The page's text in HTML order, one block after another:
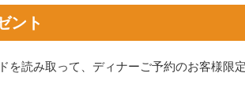
ント
を読み取って、ディナーご予約のお客様限